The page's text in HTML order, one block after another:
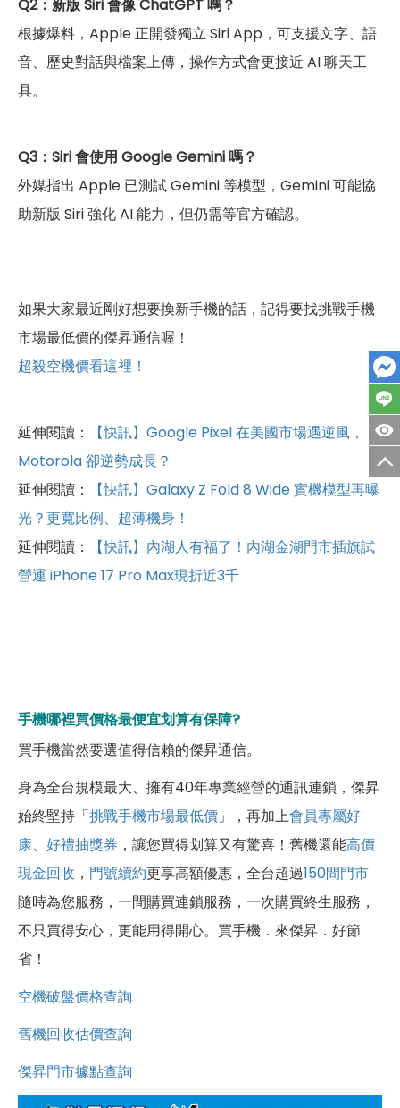
Q2：新版 Siri 會像 ChatGPT 嗎？
根據爆料，Apple 正開發獨立 Siri App，可支援文字、語
音、歷史對話與檔案上傳，操作方式會更接近 AI 聊天工
具。
Q3：Siri 會使用 Google Gemini 嗎？
外媒指出 Apple 已測試 Gemini 等模型，Gemini 可能協
助新版 Siri 強化 AI 能力，但仍需等官方確認。
如果大家最近剛好想要換新手機的話，記得要找挑戰手機
市場最低價的傑昇通信喔！
超殺空機價看這裡！
延伸閱讀：
【快訊】Google Pixel 在美國市場遇逆風，
Motorola 卻逆勢成長？
延伸閱讀：
【快訊】Galaxy Z Fold 8 Wide 實機模型再曝
光？更寬比例、超薄機身！
延伸閱讀：
【快訊】內湖人有福了！內湖金湖門市插旗試
營運 iPhone 17 Pro Max現折近3千
手機哪裡買價格最便宜划算有保障?
買手機當然要選值得信賴的傑昇通信。
身為全台規模最大、擁有40年專業經營的通訊連鎖，傑昇
始終堅持「挑戰手機市場最低價 」，再加上會員專屬好
康、 好禮抽獎券 ，讓您買得划算又有驚喜！舊機還能高價
現金回收 ， 門號續約更享高額優惠，全台超過150間門市
隨時為您服務，一間購買連鎖服務，一次購買終生服務，
不只買得安心，更能用得開心。買手機．來傑昇．好節
省！
空機破盤價格查詢
舊機回收估價查詢
傑昇門市據點查詢